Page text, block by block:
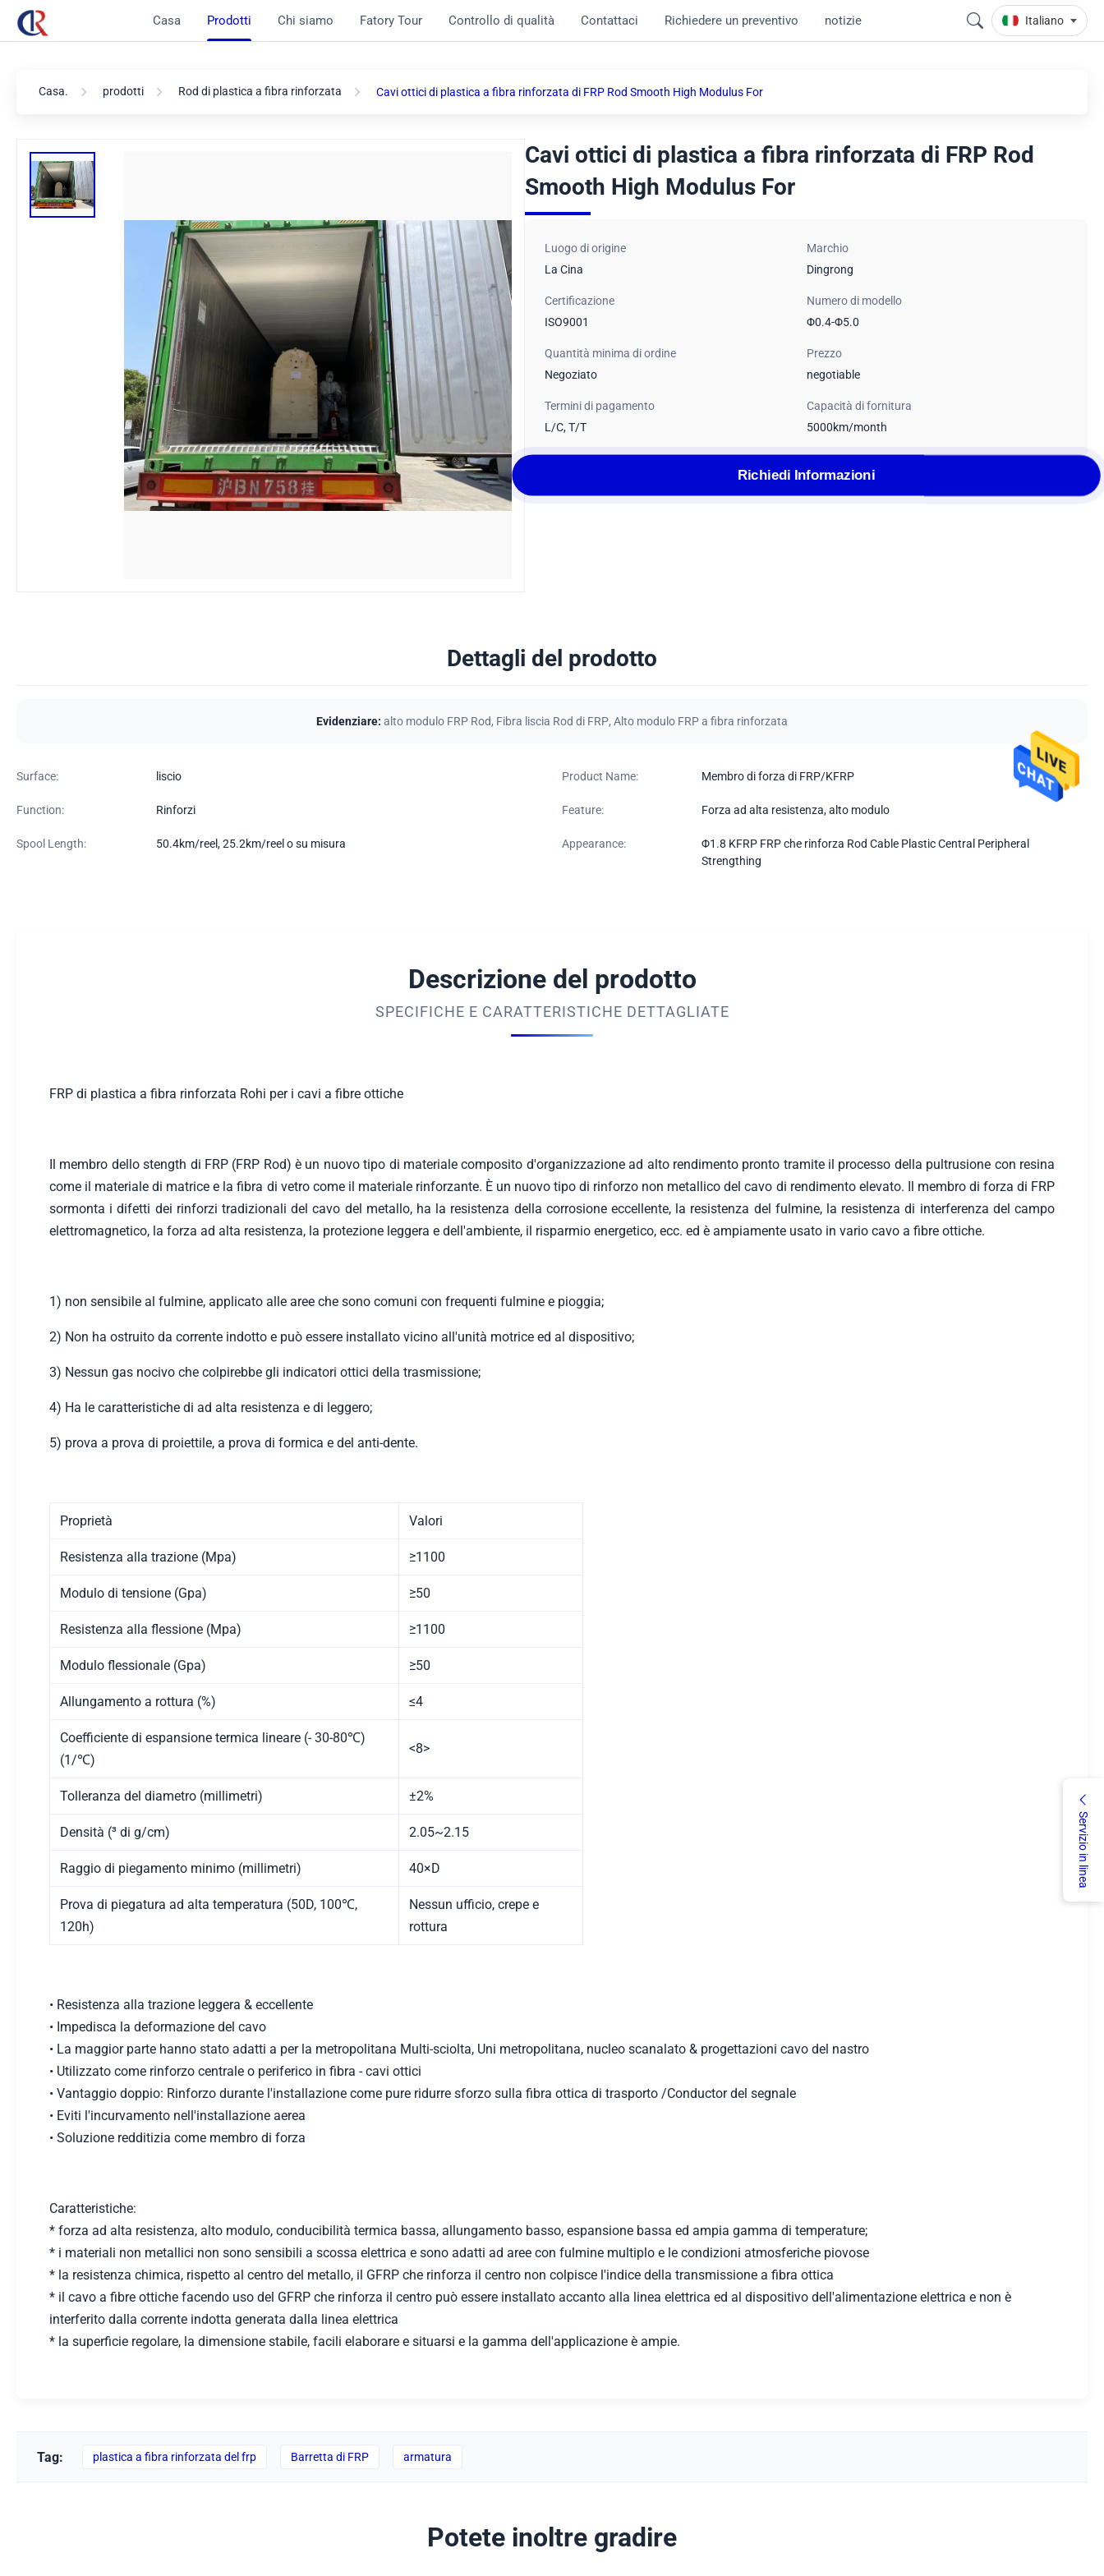
Casa Prodotti Chi siamo Fatory Tour Controllo di qualità Contattaci Richiedere un preventivo notizie Italiano
Servizio in linea
Casa. prodotti Rod di plastica a fibra rinforzata Cavi ottici di plastica a fibra rinforzata di FRP Rod Smooth High Modulus For
Cavi ottici di plastica a fibra rinforzata di FRP Rod
Smooth High Modulus For
Luogo di origine
La Cina
Marchio
Dingrong
Certificazione
ISO9001
Numero di modello
Φ0.4-Φ5.0
Quantità minima di ordine
Negoziato
Prezzo
negotiable
Termini di pagamento
L/C, T/T
Capacità di fornitura
5000km/month
Richiedi Informazioni
Dettagli del prodotto
Evidenziare: alto modulo FRP Rod, Fibra liscia Rod di FRP, Alto modulo FRP a fibra rinforzata
Surface: liscio Product Name: Membro di forza di FRP/KFRP
Function: Rinforzi Feature: Forza ad alta resistenza, alto modulo
Spool Length: 50.4km/reel, 25.2km/reel o su misura Appearance:
Φ1.8 KFRP FRP che rinforza Rod Cable Plastic Central Peripheral
Strengthing
Descrizione del prodotto
SPECIFICHE E CARATTERISTICHE DETTAGLIATE
FRP di plastica a fibra rinforzata Rohi per i cavi a fibre ottiche
Il membro dello stength di FRP (FRP Rod) è un nuovo tipo di materiale composito d'organizzazione ad alto rendimento pronto tramite il processo della pultrusione con resina
come il materiale di matrice e la fibra di vetro come il materiale rinforzante. È un nuovo tipo di rinforzo non metallico del cavo di rendimento elevato. Il membro di forza di FRP
sormonta i difetti dei rinforzi tradizionali del cavo del metallo, ha la resistenza della corrosione eccellente, la resistenza del fulmine, la resistenza di interferenza del campo
elettromagnetico, la forza ad alta resistenza, la protezione leggera e dell'ambiente, il risparmio energetico, ecc. ed è ampiamente usato in vario cavo a fibre ottiche.
1) non sensibile al fulmine, applicato alle aree che sono comuni con frequenti fulmine e pioggia;
2) Non ha ostruito da corrente indotto e può essere installato vicino all'unità motrice ed al dispositivo;
3) Nessun gas nocivo che colpirebbe gli indicatori ottici della trasmissione;
4) Ha le caratteristiche di ad alta resistenza e di leggero;
5) prova a prova di proiettile, a prova di formica e del anti-dente.
Proprietà Valori
Resistenza alla trazione (Mpa) ≥1100
Modulo di tensione (Gpa) ≥50
Resistenza alla flessione (Mpa) ≥1100
Modulo flessionale (Gpa) ≥50
Allungamento a rottura (%) ≤4
Coefficiente di espansione termica lineare (- 30-80℃)
(1/℃)
<8>
Tolleranza del diametro (millimetri) ±2%
Densità (³ di g/cm) 2.05~2.15
Raggio di piegamento minimo (millimetri) 40×D
Prova di piegatura ad alta temperatura (50D, 100℃,
120h)
Nessun ufficio, crepe e
rottura
• Resistenza alla trazione leggera & eccellente
• Impedisca la deformazione del cavo
• La maggior parte hanno stato adatti a per la metropolitana Multi-sciolta, Uni metropolitana, nucleo scanalato & progettazioni cavo del nastro
• Utilizzato come rinforzo centrale o periferico in fibra - cavi ottici
• Vantaggio doppio: Rinforzo durante l'installazione come pure ridurre sforzo sulla fibra ottica di trasporto /Conductor del segnale
• Eviti l'incurvamento nell'installazione aerea
• Soluzione redditizia come membro di forza
Caratteristiche:
* forza ad alta resistenza, alto modulo, conducibilità termica bassa, allungamento basso, espansione bassa ed ampia gamma di temperature;
* i materiali non metallici non sono sensibili a scossa elettrica e sono adatti ad aree con fulmine multiplo e le condizioni atmosferiche piovose
* la resistenza chimica, rispetto al centro del metallo, il GFRP che rinforza il centro non colpisce l'indice della transmissione a fibra ottica
* il cavo a fibre ottiche facendo uso del GFRP che rinforza il centro può essere installato accanto alla linea elettrica ed al dispositivo dell'alimentazione elettrica e non è
interferito dalla corrente indotta generata dalla linea elettrica
* la superficie regolare, la dimensione stabile, facili elaborare e situarsi e la gamma dell'applicazione è ampie.
Tag: plastica a fibra rinforzata del frp Barretta di FRP armatura
Potete inoltre gradire